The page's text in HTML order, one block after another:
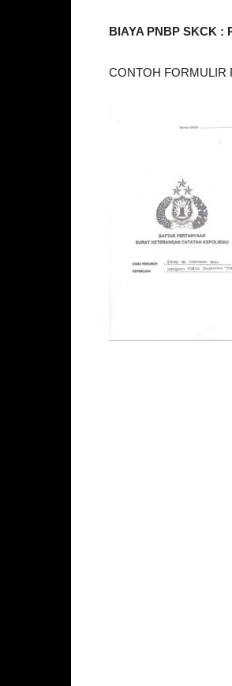
BIAYA PNBP SKCK :
CONTOH FORMULIR